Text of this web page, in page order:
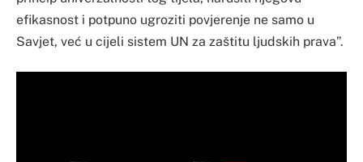
efikasnost i potpuno ugroziti povjerenje ne samo u
Savjet, već u cijeli sistem UN za zaštitu ljudskih prava”.